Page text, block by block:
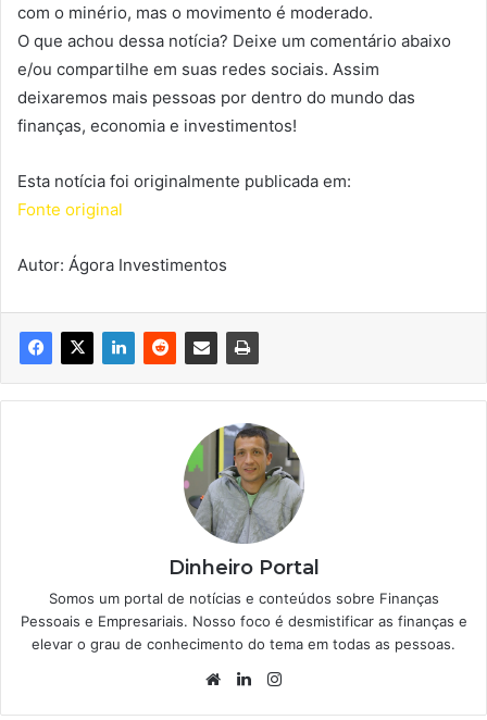
com o minério, mas o movimento é moderado.
O que achou dessa notícia? Deixe um comentário abaixo
e/ou compartilhe em suas redes sociais. Assim
deixaremos mais pessoas por dentro do mundo das
finanças, economia e investimentos!
Esta notícia foi originalmente publicada em:
Fonte original
Autor: Ágora Investimentos
Dinheiro Portal
Somos um portal de notícias e conteúdos sobre Finanças
Pessoais e Empresariais. Nosso foco é desmistificar as finanças e
elevar o grau de conhecimento do tema em todas as pessoas.
WebsiteLinkedin